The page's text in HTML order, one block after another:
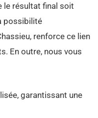
le résultat final soit
possibilité
renforce ce lien
En outre, nous vous
garantissant une